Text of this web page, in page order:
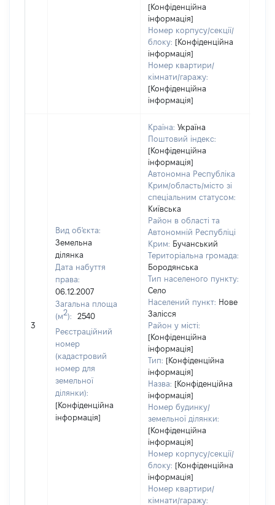
[Конфіденційна
інформація]
Номер корпусу/секції/
блоку: [Конфіденційна
інформація]
Номер квартири/
кімнати/гаражу:
[Конфіденційна
інформація]
3
Вид об'єкта:
Земельна
ділянка
Дата набуття
права:
06.12.2007
Загальна площа
(м2):
2540
Реєстраційний
номер
(кадастровий
номер для
земельної
ділянки):
[Конфіденційна
інформація]
Країна: Україна
Поштовий індекс:
[Конфіденційна
інформація]
Автономна Республіка
Крим/область/місто зі
спеціальним статусом:
Київська
Район в області та
Автономній Республіці
Крим: Бучанський
Територіальна громада:
Бородянська
Тип населеного пункту:
Село
Населений пункт: Нове
Залісся
Район у місті:
[Конфіденційна
інформація]
Тип: [Конфіденційна
інформація]
Назва: [Конфіденційна
інформація]
Номер будинку/
земельної ділянки:
[Конфіденційна
інформація]
Номер корпусу/секції/
блоку: [Конфіденційна
інформація]
Номер квартири/
кімнати/гаражу: